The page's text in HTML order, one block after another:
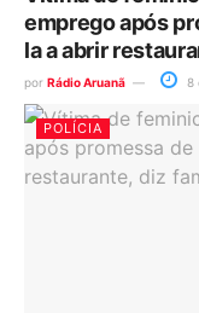
emprego após
la a abrir
por Rádio Aruanã 8
POLÍCIA